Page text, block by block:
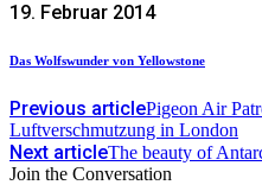
19. Februar 2014
Das Wolfswunder von Yellowstone
Previous articlePigeon Air
Luftverschmutzung in London
Next articleThe beauty of
Join the Conversation